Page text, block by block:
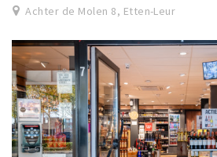
Achter de Molen 8, Etten-Leur